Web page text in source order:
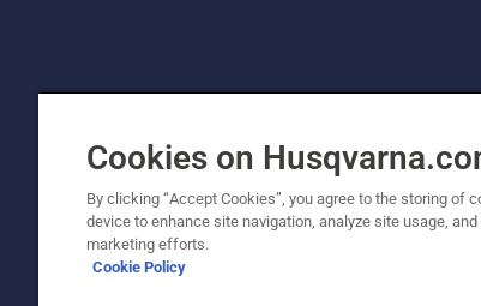
© Husqvarna AB (publ). Усі права
Політика щодо файлів cookie
Повідомляйте про підозру в порушенні
Cookies on
By clicking “Accept Cookies”, you agree to the storing of
device to enhance site navigation, analyze site usage,
marketing efforts.
Cookie Policy